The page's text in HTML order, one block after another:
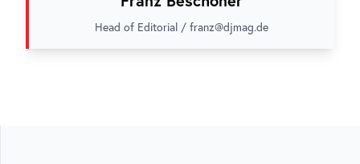
Head of Editorial / franz@djmag.de